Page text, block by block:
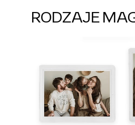
z Twoim zdjęciem lub dowolną
od 3,5x3,5 do 15x20cm!